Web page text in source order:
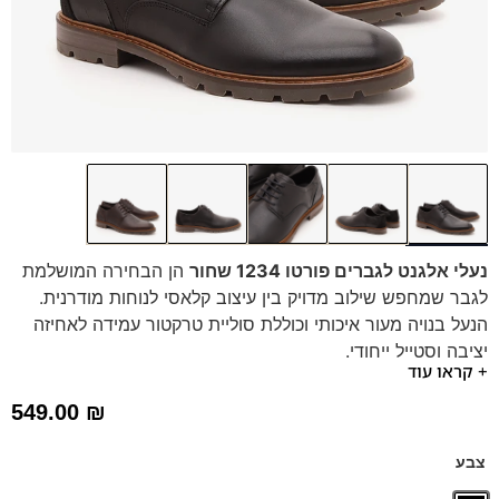
נעלי אלגנט לגברים פורטו 1234 שחור
הן הבחירה המושלמת
לגבר שמחפש שילוב מדויק בין עיצוב קלאסי לנוחות מודרנית.
הנעל בנויה מעור איכותי וכוללת סוליית טרקטור עמידה לאחיזה
יציבה וסטייל ייחודי.
נוחות לאורך כל היום:+ קראו עוד
549.00 ₪
צבע